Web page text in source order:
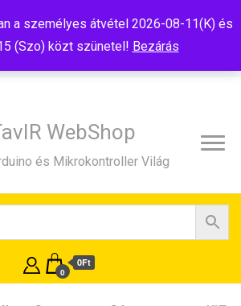
a személyes átvétel 2026-08-11(K) és
(Szo) közt szünetel! Bezárás
WebShop
és Mikrokontroller Világ
0
0Ft